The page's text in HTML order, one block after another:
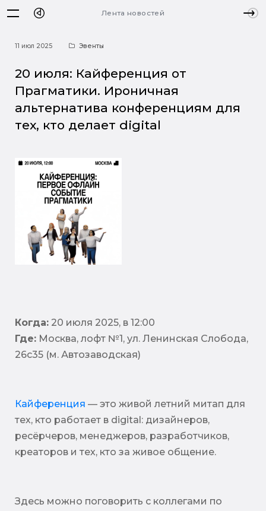
Лента новостей
11 июл 2025 Эвенты
20 июля: Кайференция от
Прагматики. Ироничная
альтернатива конференциям для
тех, кто делает digital
Когда: 20 июля 2025, в 12:00
Где: Москва, лофт №1, ул. Ленинская Слобода,
26с35 (м. Автозаводская)
Кайференция — это живой летний митап для
тех, кто работает в digital: дизайнеров,
ресёрчеров, менеджеров, разработчиков,
креаторов и тех, кто за живое общение.
Здесь можно поговорить с коллегами по